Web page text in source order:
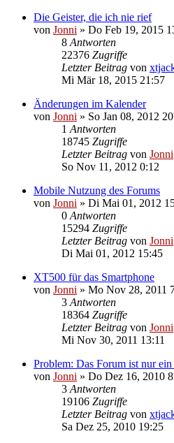
Die Geister, die ich nie rief
von Jonni » Do Feb 19, 2015
8 Antworten
22376 Zugriffe
Letzter Beitrag von
Mi Mär 18, 2015 21:57
Änderungen im Kalender
von Jonni » So Jan 08, 2012
1 Antworten
18745 Zugriffe
Letzter Beitrag von Jonni
So Nov 11, 2012 0:12
Mobile Nutzung des Forums
von Jonni » Di Mai 01, 2012
0 Antworten
15294 Zugriffe
Letzter Beitrag von Jonni
Di Mai 01, 2012 15:45
XT500 für das Smartphone
von Jonni » Mo Nov 28, 2011
3 Antworten
18364 Zugriffe
Letzter Beitrag von Jonni
Mi Nov 30, 2011 13:11
Problem: Das Forum ist nur
von Jonni » Do Dez 16, 2010
3 Antworten
19106 Zugriffe
Letzter Beitrag von
Sa Dez 25, 2010 19:25